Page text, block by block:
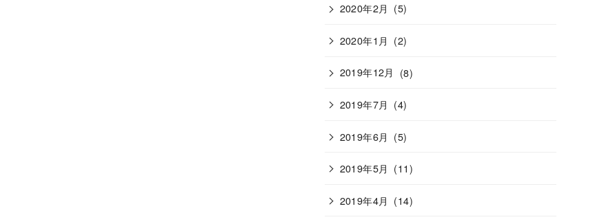
2020年2月 (5)
2020年1月 (2)
2019年12月 (8)
2019年7月 (4)
2019年6月 (5)
2019年5月 (11)
2019年4月 (14)